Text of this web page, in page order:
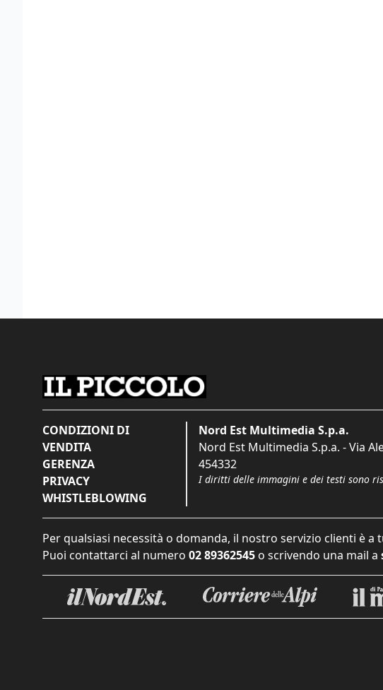
CONDIZIONI DI
VENDITA
GERENZA
PRIVACY
WHISTLEBLOWING
Nord Est Multimedia S.p.a.
Nord Est Multimedia S.p.a. - Via
454332
I diritti delle immagini e dei testi sono
Per qualsiasi necessità o domanda, il nostro servizio clienti è a
Puoi contattarci al numero 02 89362545 o scrivendo una mail a